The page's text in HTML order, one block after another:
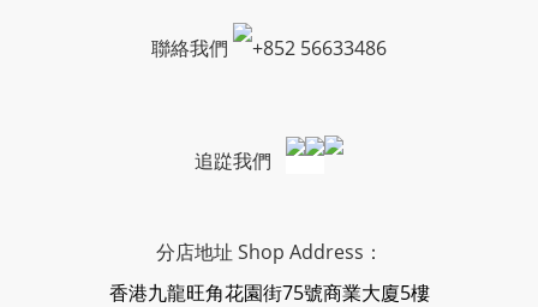
聯絡我們 +852 56633486
追踨我們
分店地址 Shop Address：
香港九龍旺角花園街75號商業大廈5樓